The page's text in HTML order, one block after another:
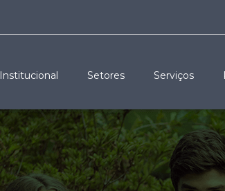
Institucional Setores Serviços